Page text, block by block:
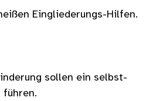
Eingliederungs-Hilfen.
sollen ein selbst-
führen.